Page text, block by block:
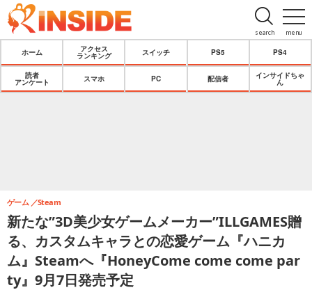
menu
search
ホーム
アクセス
ランキング
スイッチ PS5 PS4
読者
アンケート
スマホ PC 配信者
インサイドちゃ
ん
新たな”3D美少女ゲームメーカー”ILLGAMES贈
る、カスタムキャラとの恋愛ゲーム『ハニカ
ム』Steamへ『HoneyCome come come par
ty』9月7日発売予定
ゲーム Steam